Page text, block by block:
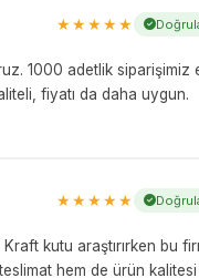
★★★★★
1000 adetlik siparişimiz
fiyatı da daha uygun.
★★★★★
kutu araştırırken bu
hem de ürün kalitesi